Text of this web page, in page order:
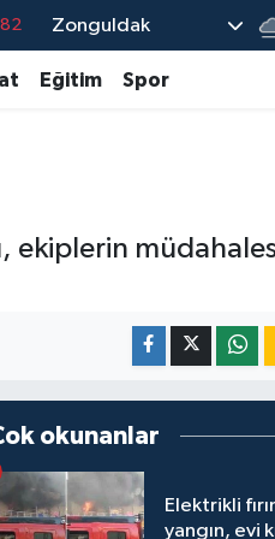
Zonguldak
Eğitim Spor
ekiplerin
okunanlar
Elektrikli
yangın, evi